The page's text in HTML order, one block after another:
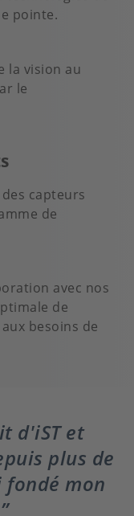
pointe.
la vision au
le
capteurs
de
avec nos
de
besoins de
d'iST et
plus de
fondé mon